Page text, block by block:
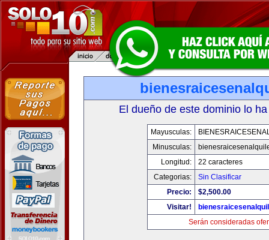
El dueño de este dominio lo
Mayusculas:
Minusculas:
Longitud:
22 caracteres
Categorias:
Sin Clasificar
Precio:
$2,500.00
Visitar!
Serán consideradas